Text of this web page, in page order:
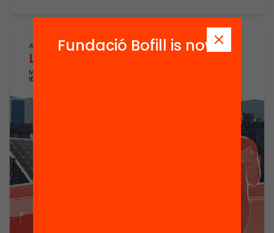
Fundació Bofill is now